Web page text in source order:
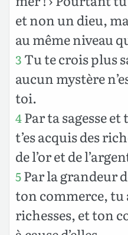
et non un dieu,
au même niveau
3 Tu te crois plus
aucun mystère
toi.
4Par ta sagesse
t’es acquis des
de l’or et de
5Par la grandeur
ton commerce, tu
richesses, et ton